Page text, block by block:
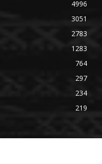
4996
3051
2783
1283
764
297
234
219